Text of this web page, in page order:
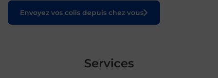
Envoyez vos colis depuis chez vous
Le lien s'ouvre dans un nouvel onglet
Services